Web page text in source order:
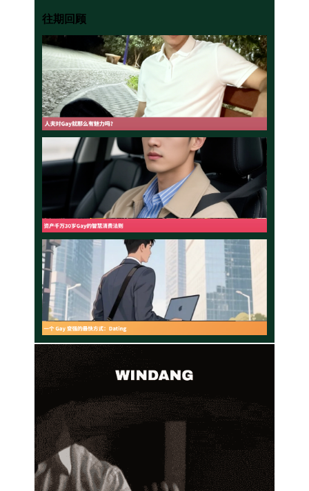
往期回顾